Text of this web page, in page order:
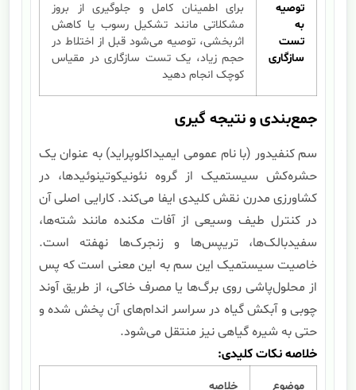
توصیه
به
تست
سازگاری
برای اطمینان کامل و جلوگیری از بروز
مشکلاتی مانند تشکیل رسوب یا کاهش
اثربخشی، توصیه می‌شود قبل از اختلاط در
حجم زیاد، یک تست سازگاری در مقیاس
کوچک انجام دهید
جمع‌بندی و نتیجه گیری
سم کنفیدور (با نام عمومی ایمیداکلوپراید) به عنوان یک
حشره‌کش سیستمیک از گروه نئونیکوتینوئیدها، در
کشاورزی مدرن نقش کلیدی ایفا می‌کند. کارایی اصلی آن
در کنترل طیف وسیعی از آفات مکنده مانند شته‌ها،
سفیدبالک‌ها، تریپس‌ها و زنجرک‌ها نهفته است.
خاصیت سیستمیک این سم به این معنی است که پس
از محلول‌پاشی روی برگ‌ها یا مصرف خاکی، از طریق آوند
چوبی و آبکش گیاه در سراسر اندام‌های آن پخش شده و
حتی به شیره گیاهی نیز منتقل می‌شود.
خلاصه نکات کلیدی:
موضوع خلاصه